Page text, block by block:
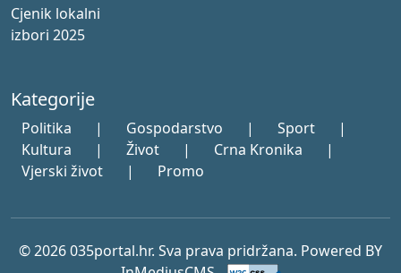
Cjenik lokalni
izbori 2025
Kategorije
Politika | Gospodarstvo | Sport
|
Kultura
| Život | Crna Kronika
|
Vjerski život
| Promo
© 2026 035portal.hr. Sva prava pridržana. Powered BY